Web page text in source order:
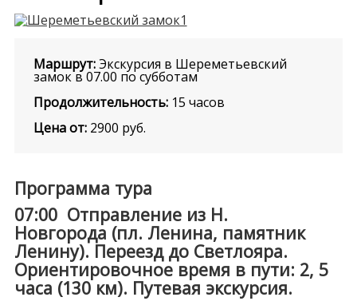
Маршрут: Экскурсия в Шереметьевский
замок в 07.00 по субботам
Продолжительность: 15 часов
Цена от: 2900 руб.
Программа тура
07:00 Отправление из Н.
Новгорода (пл. Ленина, памятник
Ленину). Переезд до Светлояра.
Ориентировочное время в пути: 2, 5
часа (130 км). Путевая экскурсия.